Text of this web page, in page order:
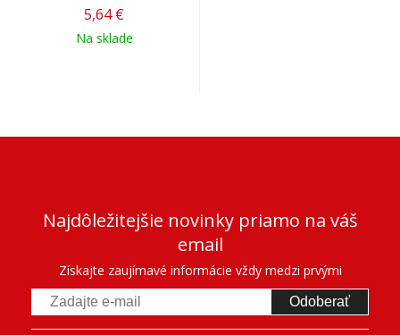
5,64 €
Na sklade
Najdôležitejšie novinky priamo na váš
email
Získajte zaujímavé informácie vždy medzi prvými
Odoberať